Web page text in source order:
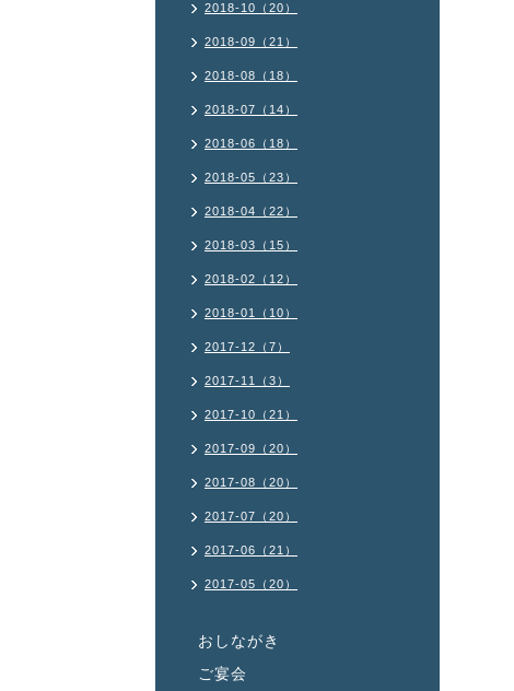
2018-10（20）
2018-09（21）
2018-08（18）
2018-07（14）
2018-06（18）
2018-05（23）
2018-04（22）
2018-03（15）
2018-02（12）
2018-01（10）
2017-12（7）
2017-11（3）
2017-10（21）
2017-09（20）
2017-08（20）
2017-07（20）
2017-06（21）
2017-05（20）
おしながき
ご宴会